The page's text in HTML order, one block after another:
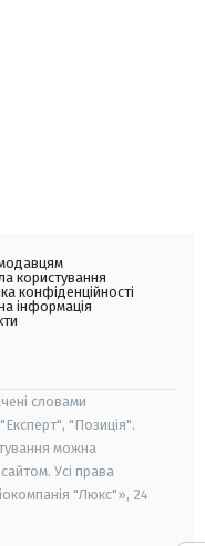
користування
конфіденційності
інформація
словами
"Позиція".
можна
Усі права
"Люкс"», 24